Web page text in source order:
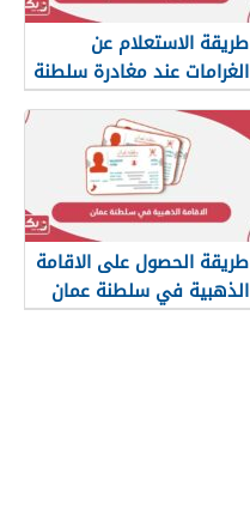
طريقة الاستعلام عن
الغرامات عند مغادرة سلطنة
عمان
طريقة الحصول على الاقامة
الذهبية في سلطنة عمان